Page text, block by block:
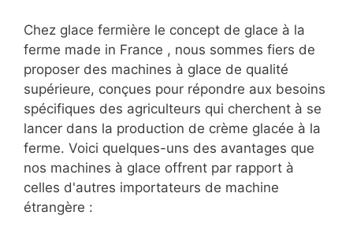
Chez glace fermière le concept de glace à la
ferme made in France , nous sommes fiers de
proposer des machines à glace de qualité
supérieure, conçues pour répondre aux besoins
spécifiques des agriculteurs qui cherchent à se
lancer dans la production de crème glacée à la
ferme. Voici quelques-uns des avantages que
nos machines à glace offrent par rapport à
celles d'autres importateurs de machine
étrangère :